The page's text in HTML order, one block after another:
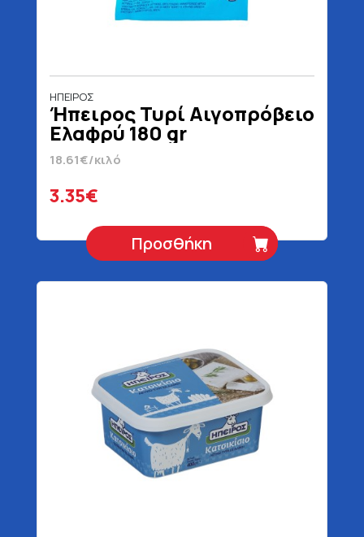
ΗΠΕΙΡΟΣ
Ήπειρος Τυρί Αιγοπρόβειο
Ελαφρύ 180 gr
18.61€/κιλό
3.35€
Προσθήκη